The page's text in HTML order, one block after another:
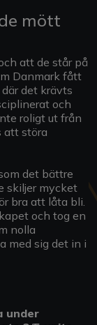
mött
att de står på
Danmark fått
det krävts
och
roligt ut från
att störa
det bättre
skiljer mycket
bra att låta bli.
och tog en
nolla
med sig det in i
under